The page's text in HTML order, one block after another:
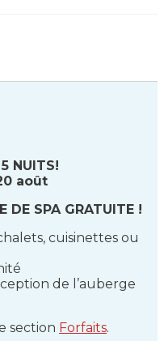
NUITS!
août
DE SPA GRATUITE !
cuisinettes ou
de l’auberge
section Forfaits.